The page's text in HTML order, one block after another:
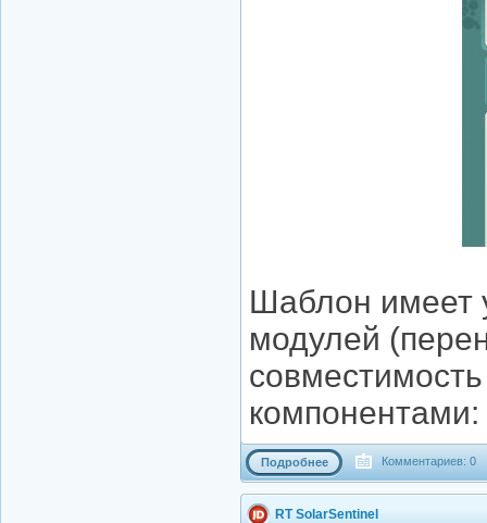
Шаблон имеет
модулей
Подробнее Комментариев: 0
RT SolarSentinel